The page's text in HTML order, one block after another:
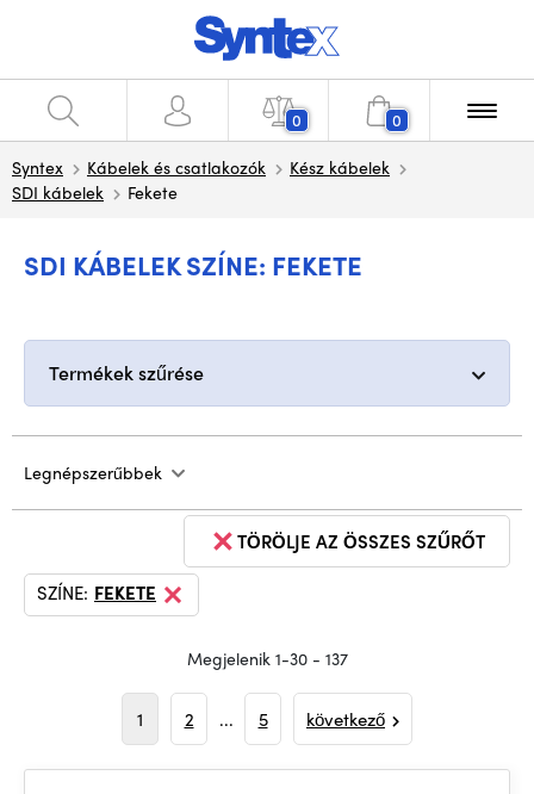
0 0
Syntex Kábelek és csatlakozók
Kész kábelek
SDI kábelek
Fekete
SDI KÁBELEK SZÍNE: FEKETE
Termékek szűrése
Legnépszerűbbek
TÖRÖLJE AZ ÖSSZES SZŰRŐT
SZÍNE: FEKETE
Megjelenik 1-30 - 137
1 2 ... 5 következő